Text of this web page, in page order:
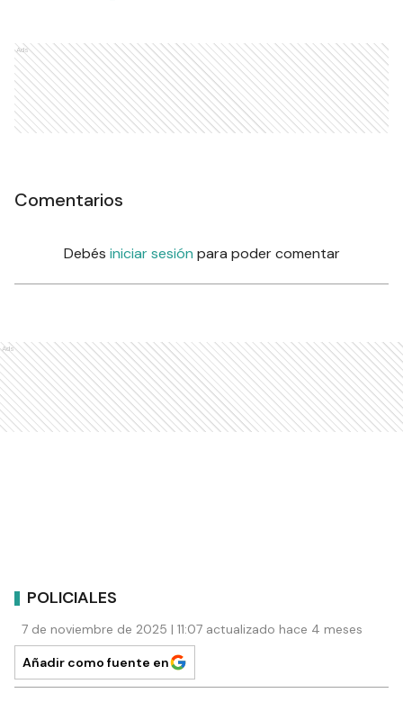
Ads
Comentarios
Debés iniciar sesión para poder comentar
Ads
POLICIALES
7 de noviembre de 2025 | 11:07 actualizado hace 4 meses
Añadir como fuente en